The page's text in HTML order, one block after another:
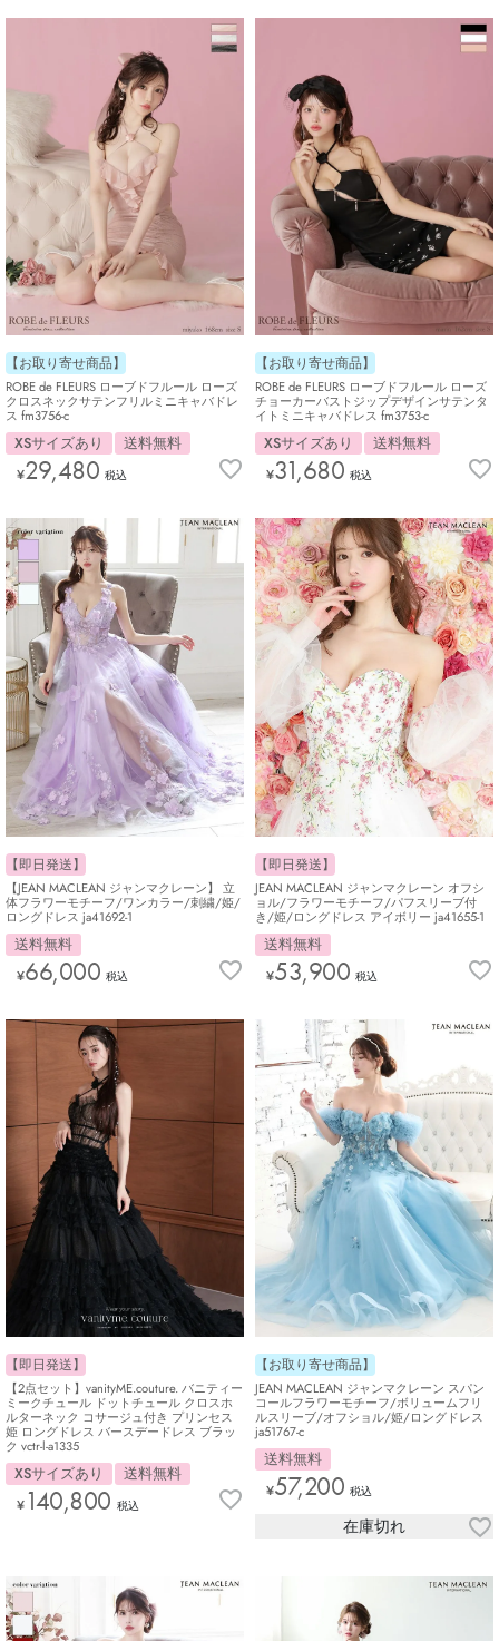
【お取り寄せ商品】
ROBE de FLEURS ローブドフルール ローズ
クロスネックサテンフリルミニキャバドレ
ス fm3756-c
XSサイズあり 送料無料
¥29,480 税込
【お取り寄せ商品】
ROBE de FLEURS ローブドフルール ローズ
チョーカーバストジップデザインサテンタ
イトミニキャバドレス fm3753-c
XSサイズあり 送料無料
¥31,680 税込
【即日発送】
【JEAN MACLEAN ジャンマクレーン】 立
体フラワーモチーフ/ワンカラー/刺繍/姫/
ロングドレス ja41692-1
送料無料
¥66,000 税込
【即日発送】
JEAN MACLEAN ジャンマクレーン オフシ
ョル/フラワーモチーフ/パフスリーブ付
き/姫/ロングドレス アイボリー ja41655-1
送料無料
¥53,900 税込
【即日発送】
【2点セット】vanityME.couture. バニティー
ミークチュール ドットチュール クロスホ
ルターネック コサージュ付き プリンセス
姫 ロングドレス バースデードレス ブラッ
ク vctr-l-a1335
XSサイズあり 送料無料
¥140,800 税込
【お取り寄せ商品】
JEAN MACLEAN ジャンマクレーン スパン
コールフラワーモチーフ/ボリュームフリ
ルスリーブ/オフショル/姫/ロングドレス
ja51767-c
送料無料
¥57,200 税込
在庫切れ